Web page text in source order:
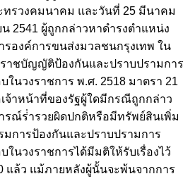
ทรวงคมนาคม และวันที่ 25 มีนาคม
น 2541 ผู้ถูกกล่าวหาดํารงตําแหน่ง
องค์การขนส่งมวลชนกรุงเทพ ใน
ราชบัญญัติป้องกันและปราบปรามการ
นวงราชการ พ.ศ. 2518 มาตรา 21
จ้าหน้าที่ของรัฐผู้ใดมีกรณีถูกกล่าว
รณ์ร่ํารวยผิดปกติหรือมีทรัพย์สินเพิ่ม
การป้องกันและปราบปรามการ
นวงราชการได้มีมติให้รับเรื่องไว้
แล้ว แม้ภายหลังผู้นั้นจะพ้นจากการ